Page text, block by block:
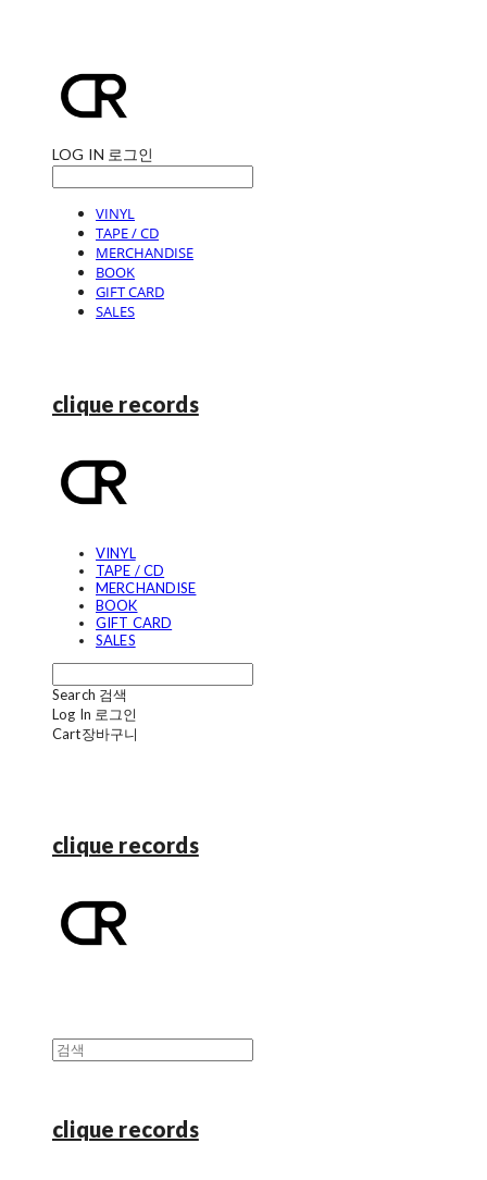
LOG IN 로그인
VINYL
TAPE / CD
MERCHANDISE
BOOK
GIFT CARD
SALES
clique records
VINYL
TAPE / CD
MERCHANDISE
BOOK
GIFT CARD
SALES
Search 검색
Log In 로그인
Cart장바구니
clique records
clique records